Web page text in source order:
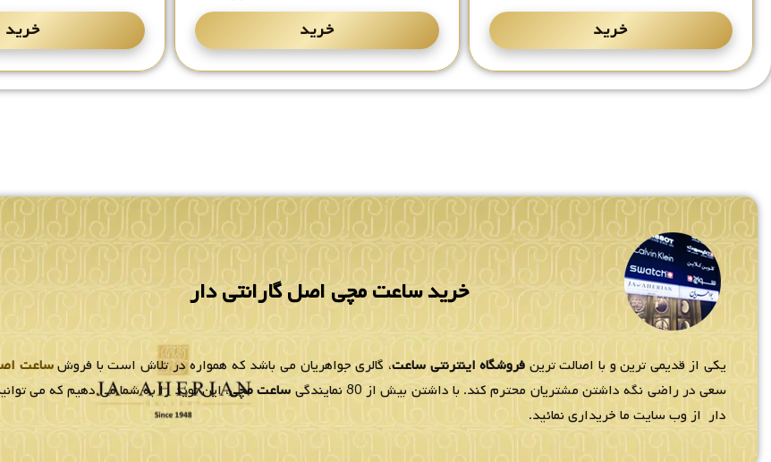
خرید خرید خرید
خرید ساعت مچی اصل گارانتی دار
یکی از قدیمی ترین و با اصالت ترینفروشگاه اینترنتی ساعت، گالری جواهریان می باشد که همواره در تلاش است با فروشساعت
سعی در راضی نگه داشتن مشتریان محترم کند. با داشتن بیش از 80 نمایندگی
ساعت مچی، این نوید را به شما می دهیم که می
دار از وب سایت ما خریداری نمائید.